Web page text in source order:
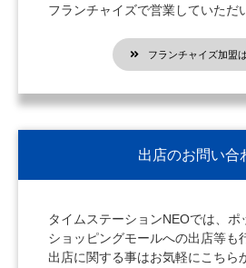
フランチャイズで営業していただ
フランチャイズ加盟
出店のお問い合
タイムステーションNEOでは、
ショッピングモールへの出店等も
出店に関する事はお気軽にこちら